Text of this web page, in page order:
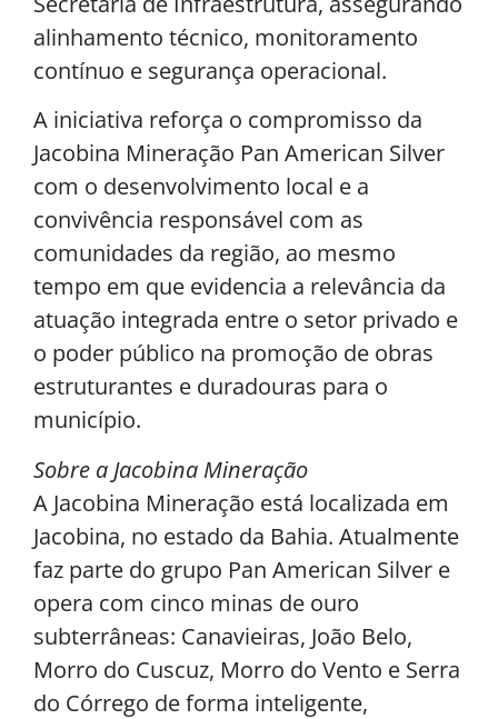
alinhamento técnico, monitoramento
contínuo e segurança operacional.
A iniciativa reforça o compromisso da
Jacobina Mineração Pan American Silver
com o desenvolvimento local e a
convivência responsável com as
comunidades da região, ao mesmo
tempo em que evidencia a relevância da
atuação integrada entre o setor privado e
o poder público na promoção de obras
estruturantes e duradouras para o
município.
Sobre a Jacobina Mineração
A Jacobina Mineração está localizada em
Jacobina, no estado da Bahia. Atualmente
faz parte do grupo Pan American Silver e
opera com cinco minas de ouro
subterrâneas: Canavieiras, João Belo,
Morro do Cuscuz, Morro do Vento e Serra
do Córrego de forma inteligente,